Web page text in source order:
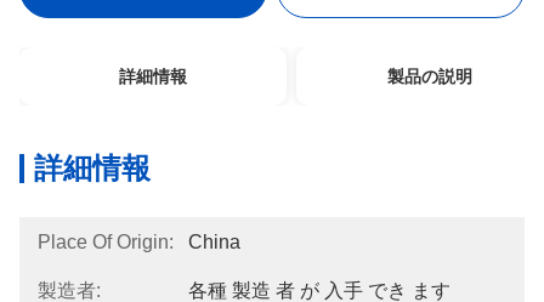
詳細情報 製品の説明
詳細情報
Place Of Origin: China
製造者: 各種 製造 者 が 入手 でき ます